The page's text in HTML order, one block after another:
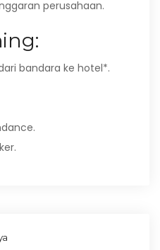
perusahaan.
bandara ke hotel*.